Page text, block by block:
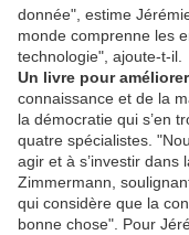
donnée", estime
monde comprenne les
technologie", ajoute-t-il.
Un livre pour
connaissance et de la
la démocratie qui s’en
quatre spécialistes.
agir et à s’investir dans
Zimmermann,
qui considère que la
bonne chose". Pour